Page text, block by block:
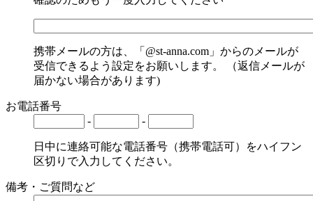
携帯メールの方は、「@st-anna.com」からのメールが
受信できるよう設定をお願いします。 （返信メールが
届かない場合があります)
お電話番号
-
-
日中に連絡可能な電話番号（携帯電話可）をハイフン
区切りで入力してください。
備考・ご質問など